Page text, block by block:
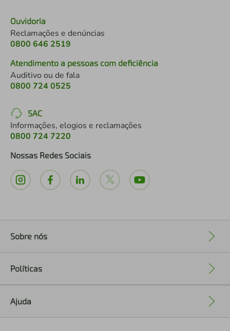
Ouvidoria
Reclamações e denúncias
0800 646 2519
Atendimento a pessoas com deficiência
Auditivo ou de fala
0800 724 0525
SAC
Informações, elogios e reclamações
0800 724 7220
Nossas Redes Sociais
Sobre nós
Políticas
Ajuda